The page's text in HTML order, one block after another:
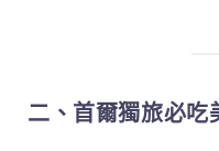
二、首爾獨旅必吃